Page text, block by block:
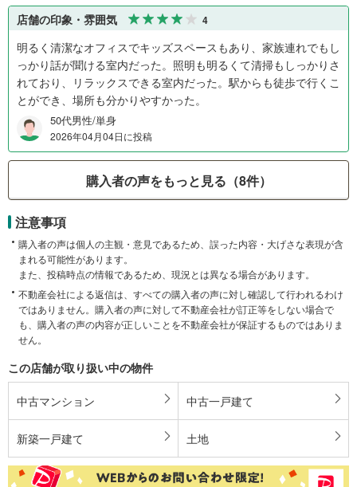
店舗の印象・雰囲気 4
明るく清潔なオフィスでキッズスペースもあり、家族連れでもし
っかり話が聞ける室内だった。照明も明るくて清掃もしっかりさ
れており、リラックスできる室内だった。駅からも徒歩で行くこ
とができ、場所も分かりやすかった。
50代男性/単身
2026年04月04日に投稿
購入者の声をもっと見る（8件）
注意事項
購入者の声は個人の主観・意見であるため、誤った内容・大げさな表現が含
まれる可能性があります。
また、投稿時点の情報であるため、現況とは異なる場合があります。
不動産会社による返信は、すべての購入者の声に対し確認して行われるわけ
ではありません。購入者の声に対して不動産会社が訂正等をしない場合で
も、購入者の声の内容が正しいことを不動産会社が保証するものではありま
せん。
この店舗が取り扱い中の物件
中古マンション 中古一戸建て
新築一戸建て 土地